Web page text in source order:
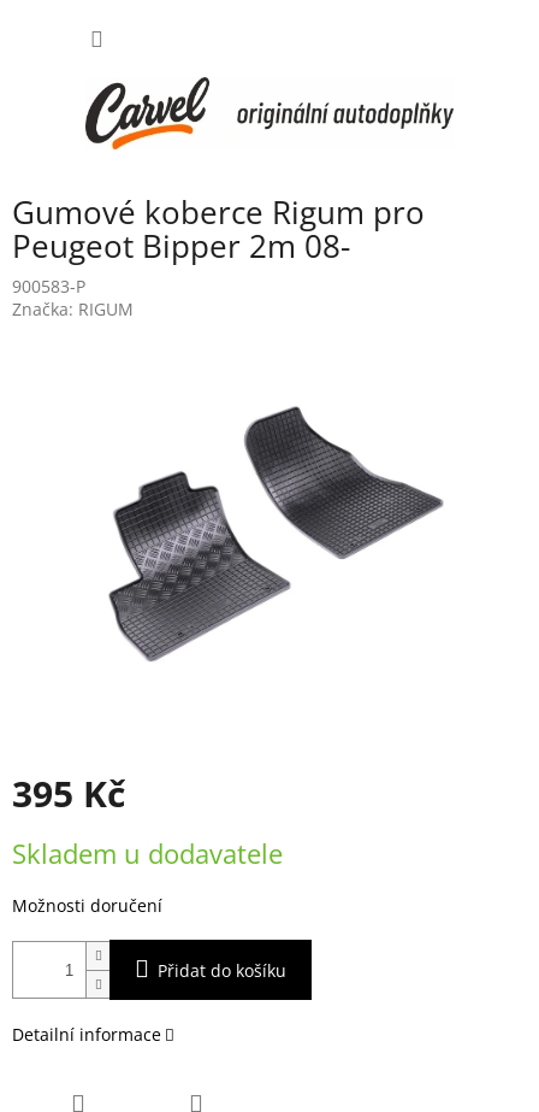
Gumové koberce Rigum pro
Peugeot Bipper 2m 08-
900583-P
Značka: RIGUM
395 Kč
cena:
Skladem u dodavatele
Možnosti doručení
Přidat do košíku
Detailní informace